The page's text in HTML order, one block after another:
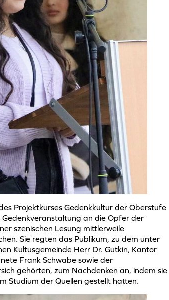
Projektkurses Gedenkkultur der Oberstufe
an die Opfer der
szenischen Lesung mittlerweile
Sie regten das Publikum, zu dem unter
Kultusgemeinde Herr Dr. Gutkin, Kantor
Frank Schwabe sowie der
gehörten, zum Nachdenken an, indem sie
Studium der Quellen gestellt hatten.